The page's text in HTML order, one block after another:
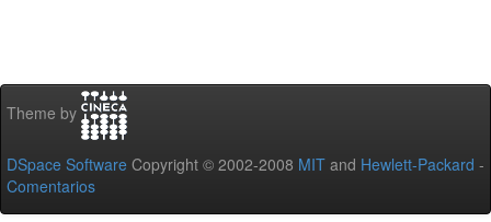
Theme by
DSpace Software Copyright © 2002-2008 MIT and Hewlett-Packard -
Comentarios